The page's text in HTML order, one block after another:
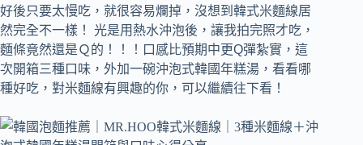
好後只要太慢吃，就很容易爛掉，沒想到韓式米麵線居
然完全不一樣！ 光是用熱水沖泡後，讓我拍完照才吃，
麵條竟然還是Ｑ的！！！口感比預期中更Q彈紮實，這
次開箱三種口味，外加一碗沖泡式韓國年糕湯，看看哪
種好吃，對米麵線有興趣的你，可以繼續往下看！